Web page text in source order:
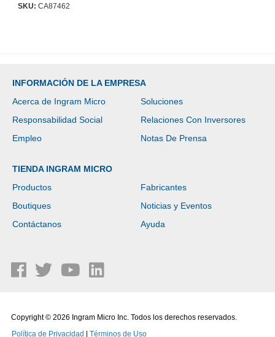
SKU: CA87462
INFORMACIÓN DE LA EMPRESA
Acerca de Ingram Micro
Soluciones
Responsabilidad Social
Relaciones Con Inversores
Empleo
Notas De Prensa
TIENDA INGRAM MICRO
Productos
Fabricantes
Boutiques
Noticias y Eventos
Contáctanos
Ayuda
Copyright © 2026 Ingram Micro Inc. Todos los derechos reservados.
Política de Privacidad
Términos de Uso